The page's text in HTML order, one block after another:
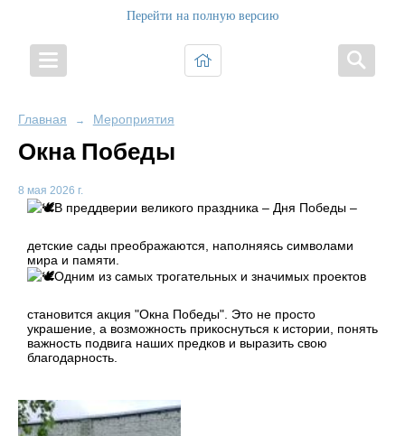
Перейти на полную версию
Главная → Мероприятия
Окна Победы
8 мая 2026 г.
В преддверии великого праздника – Дня Победы –
детские сады преображаются, наполняясь символами
мира и памяти.
Одним из самых трогательных и значимых проектов
становится акция "Окна Победы". Это не просто
украшение, а возможность прикоснуться к истории, понять
важность подвига наших предков и выразить свою
благодарность.